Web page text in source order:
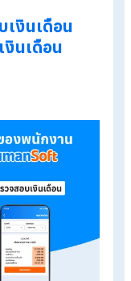
ข้าใช้งานระบบผ่านเว็บไซ
ด้ลงทะเบียนไว้
ปพลิเคชันมือถือสำหรับ
จสอบเงินเดือนและข้อมู
ดือนได้โดยตรงจากอีเม
งินเดือนของตนเองได้
แกรมเงินเดือน
ตรวจสอบและจัดการข้อ
และ Web Browser และ
เงินเดือน หรือการจ่าย